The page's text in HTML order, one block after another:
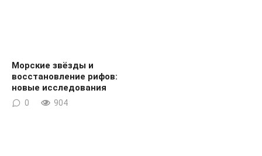
Морские звёзды и
восстановление рифов:
новые исследования
0 904